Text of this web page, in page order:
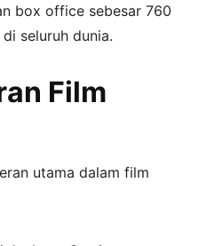
box office sebesar 760
seluruh dunia.
Film
utama dalam film